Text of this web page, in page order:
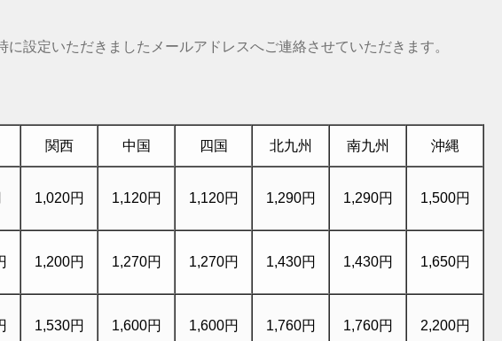
設定いただきましたメールアドレスへご連絡させていただきます。
関西 中国 四国 北九州 南九州 沖縄
1,020円 1,120円 1,120円 1,290円 1,290円 1,500円
1,200円 1,270円 1,270円 1,430円 1,430円 1,650円
1,530円 1,600円 1,600円 1,760円 1,760円 2,200円